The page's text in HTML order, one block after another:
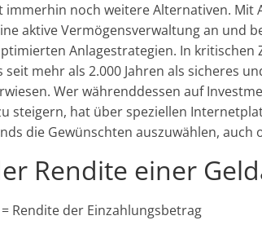
noch weitere Alternativen. Mit
aktive Vermögensverwaltung an und
Anlagestrategien. In kritischen
mehr als 2.000 Jahren als sicheres
Wer währenddessen auf
steigern, hat über speziellen
die Gewünschten auszuwählen, auch
Rendite einer
Rendite der Einzahlungsbetrag